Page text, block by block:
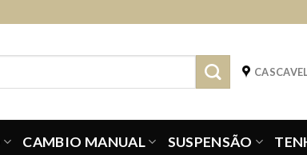
CAMBIO MANUAL SUSPENSÃO